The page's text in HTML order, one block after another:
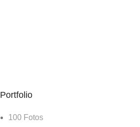
Portfolio
100 Fotos